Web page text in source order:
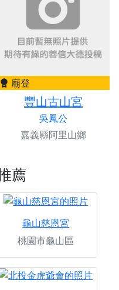
廟登
豐山古山宮
吳鳳公
嘉義縣阿里山鄉
薦
龜山慈恩宮
桃園市龜山區